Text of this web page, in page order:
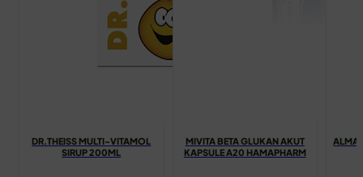
DR.THEISS MULTI-VITAMOL
SIRUP 200ML
MIVITA BETA GLUKAN AKUT
KAPSULE A20 HAMAPHARM